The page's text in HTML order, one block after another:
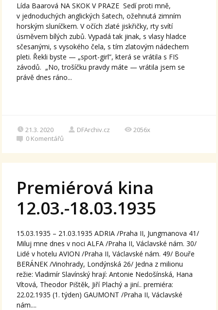
Lída Baarová NA SKOK V PRAZE Sedí proti mně,
v jednoduchých anglických šatech, ožehnutá zimním
horským sluníčkem. V očích zlaté jiskřičky, rty svítí
úsměvem bílých zubů. Vypadá tak jinak, s vlasy hladce
sčesanými, s vysokého čela, s tím zlatovým nádechem
pleti. Řekli byste — „sport-girl”, která se vrátila s FIS
závodů. „No, trošíčku pravdy máte — vrátila jsem se
právě dnes ráno...
21.3. 2020 DFArchiv.cz
2056x
0 Komentářů
Premiérová kina
12.03.-18.03.1935
15.03.1935 – 21.03.1935 ADRIA /Praha II, Jungmanova 41/
Miluj mne dnes v noci ALFA /Praha II, Václavské nám. 30/
Lidé v hotelu AVION /Praha II, Václavské nám. 49/ Bouře
BERÁNEK /Vinohrady, Londýnská 26/ Jedna z milionu
režie: Vladimír Slavínský hrají: Antonie Nedošínská, Hana
Vítová, Theodor Pištěk, Jiří Plachý a jiní.. premiéra:
22.02.1935 (1. týden) GAUMONT /Praha II, Václavské
nám....